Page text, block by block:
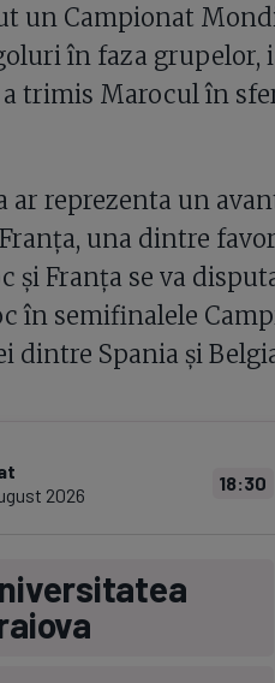
un Campionat
în faza
a trimis Marocul în
ar reprezenta un
una dintre
și Franța se va
în semifinalele
dintre Spania și
2026
18:30